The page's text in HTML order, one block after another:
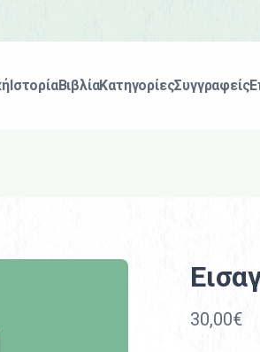
ΙστορίαΒιβλίαΚατηγορίεςΣυγγραφείς
30,00€